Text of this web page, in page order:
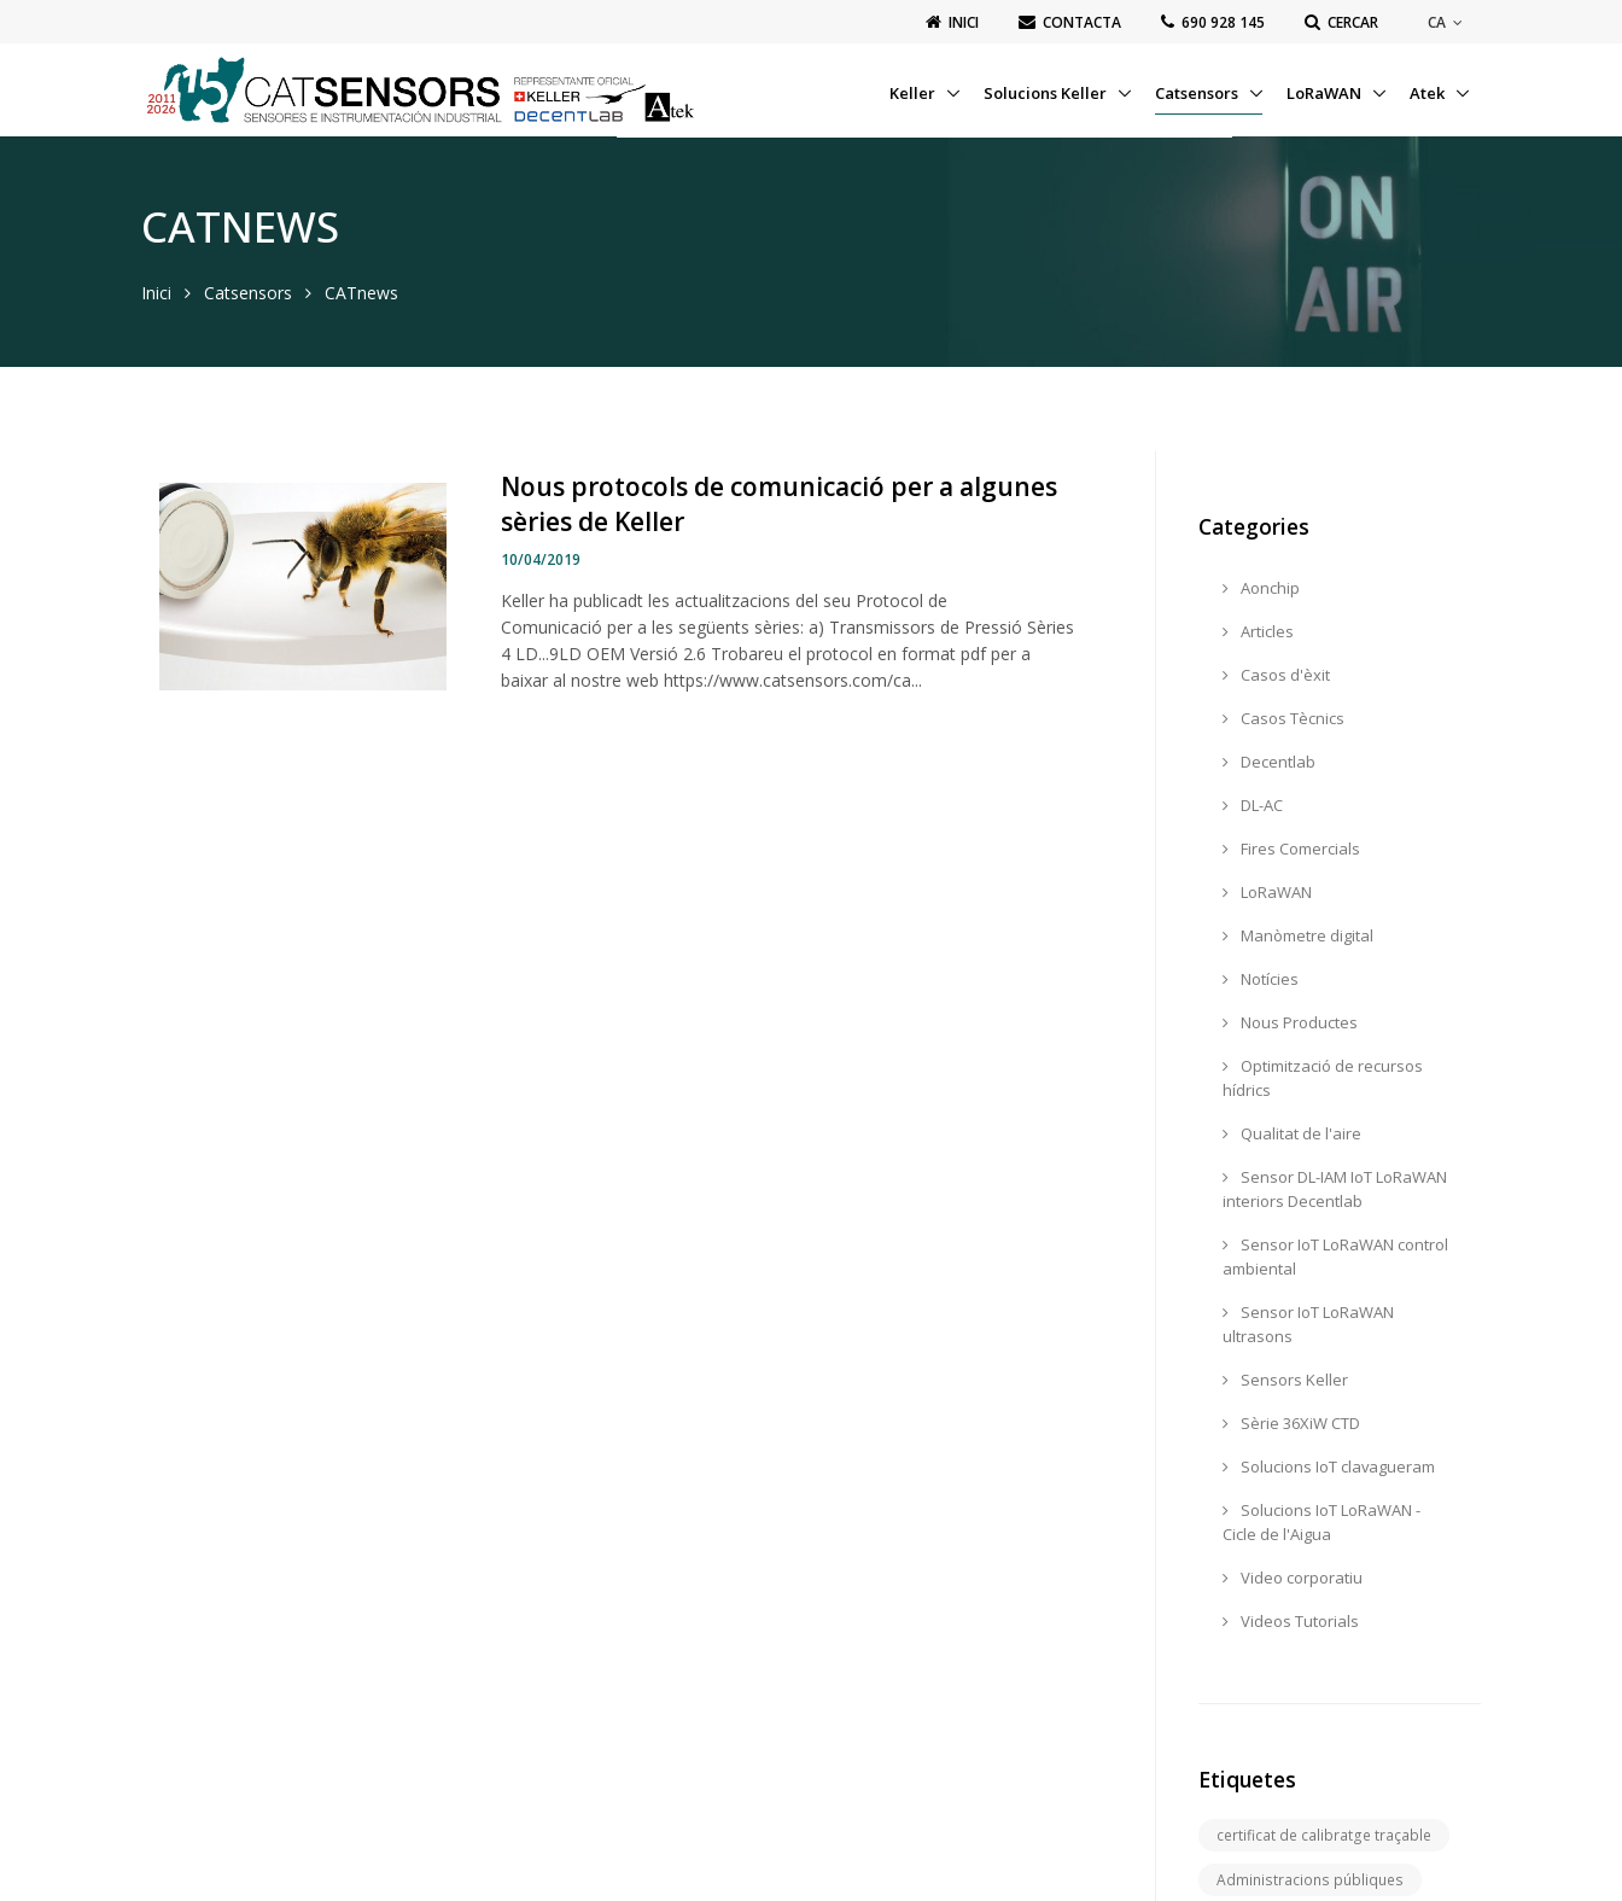
INICI CONTACTA ‭690 928 145‬ CERCAR CA
Keller Solucions Keller Catsensors LoRaWAN Atek
CATNEWS
Inici Catsensors CATnews
Nous protocols de comunicació per a algunes
sèries de Keller
10/04/2019
Keller ha publicadt les actualitzacions del seu Protocol de
Comunicació per a les següents sèries: a) Transmissors de Pressió Sèries
4 LD...9LD OEM Versió 2.6 Trobareu el protocol en format pdf per a
baixar al nostre web https://www.catsensors.com/ca...
Categories
Aonchip
Articles
Casos d'èxit
Casos Tècnics
Decentlab
DL-AC
Fires Comercials
LoRaWAN
Manòmetre digital
Notícies
Nous Productes
Optimització de recursos
hídrics
Qualitat de l'aire
Sensor DL-IAM IoT LoRaWAN
interiors Decentlab
Sensor IoT LoRaWAN control
ambiental
Sensor IoT LoRaWAN
ultrasons
Sensors Keller
Sèrie 36XiW CTD
Solucions IoT clavagueram
Solucions IoT LoRaWAN -
Cicle de l'Aigua
Video corporatiu
Videos Tutorials
Etiquetes
certificat de calibratge traçable
Administracions públiques